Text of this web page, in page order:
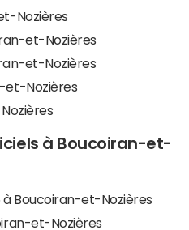
Nozières
et-Nozières
et-Nozières
et-Nozières
à Boucoiran-et-
à Boucoiran-et-Nozières
et-Nozières